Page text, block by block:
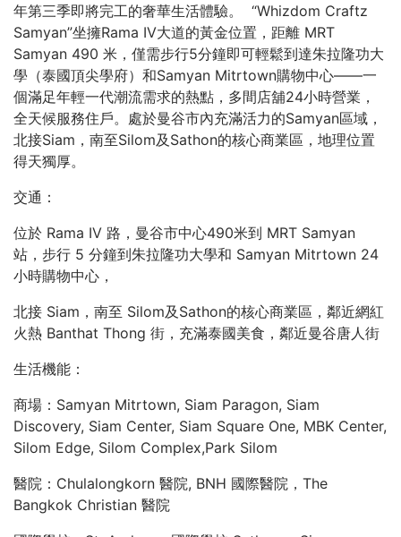
年第三季即將完工的奢華生活體驗。 “Whizdom Craftz
Samyan”坐擁Rama IV大道的黃金位置，距離 MRT
Samyan 490 米，僅需步行5分鐘即可輕鬆到達朱拉隆功大
學（泰國頂尖學府）和Samyan Mitrtown購物中心——一
個滿足年輕一代潮流需求的熱點，多間店舖24小時營業，
全天候服務住戶。處於曼谷市內充滿活力的Samyan區域，
北接Siam，南至Silom及Sathon的核心商業區，地理位置
得天獨厚。
交通：
位於 Rama IV 路，曼谷市中心490米到 MRT Samyan
站，步行 5 分鐘到朱拉隆功大學和 Samyan Mitrtown 24
小時購物中心，
北接 Siam，南至 Silom及Sathon的核心商業區，鄰近網紅
火熱 Banthat Thong 街，充滿泰國美食，鄰近曼谷唐人街
生活機能：
商場：Samyan Mitrtown, Siam Paragon, Siam
Discovery, Siam Center, Siam Square One, MBK Center,
Silom Edge, Silom Complex,Park Silom
醫院：Chulalongkorn 醫院, BNH 國際醫院，The
Bangkok Christian 醫院